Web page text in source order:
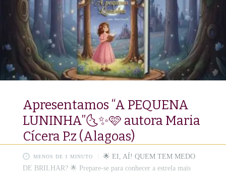
Apresentamos “A PEQUENA
LUNINHA”🌜✨🩷 autora Maria
Cícera P.z (Alagoas)
MENOS DE 1 MINUTO
​🌟 EI, AÍ! QUEM TEM MEDO
DE BRILHAR? 🌟 ​Prepare-se para conhecer a estrela mais